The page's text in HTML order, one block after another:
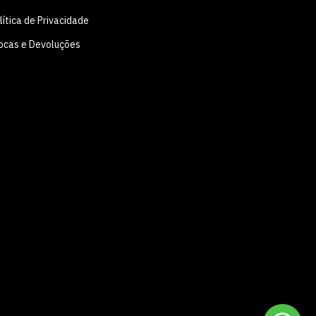
de Privacidade
e Devoluções